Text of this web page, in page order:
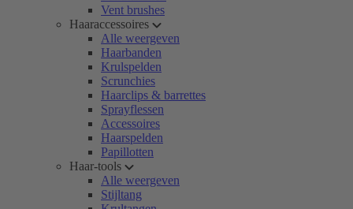
Vent brushes
Haaraccessoires
Alle weergeven
Haarbanden
Krulspelden
Scrunchies
Haarclips & barrettes
Sprayflessen
Accessoires
Haarspelden
Papillotten
Haar-tools
Alle weergeven
Stijltang